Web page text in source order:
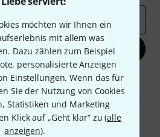
möchten wir Ihnen ein
mit allem was
Dazu zählen zum Beispiel
personalisierte Anzeigen
Einstellungen. Wenn das für
Sie der Nutzung von Cookies
Statistiken und Marketing
Klick auf „Geht klar“ zu (alle
anzeigen).
anmelden
stimmen Sie dem Erhalt von E-Mail-
des E-Mail-Nutzungsverhaltens zu. Die
Weitere Informationen finden Sie in
Datenschutzhinweisen.
* Pflichtfeld